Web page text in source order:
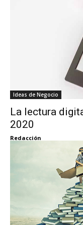
Ideas de Negocio
La lectura
2020
Redacción